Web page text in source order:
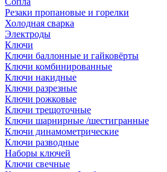
Резаки пропановые и горелки
Холодная сварка
Электроды
Ключи
Ключи баллонные и гайковёрты
Ключи комбинированные
Ключи накидные
Ключи разрезные
Ключи рожковые
Ключи трещоточные
Ключи шарнирные /шестигранные
Ключи динамометрические
Ключи разводные
Наборы ключей
Ключи свечные